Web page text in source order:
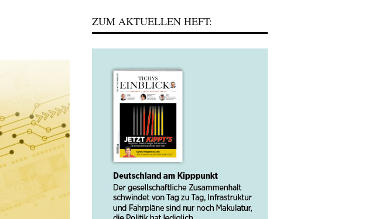
ZUM AKTUELLEN HEFT: